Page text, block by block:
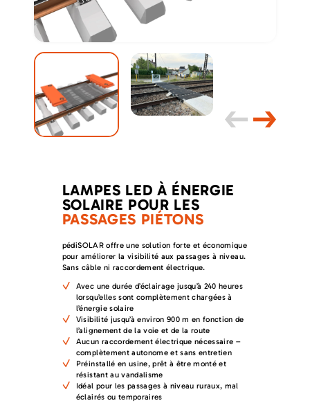
LAMPES LED À ÉNERGIE
SOLAIRE POUR LES
PASSAGES PIÉTONS
pédiSOLAR offre une solution forte et économique
pour améliorer la visibilité aux passages à niveau.
Sans câble ni raccordement électrique.
Avec une durée d’éclairage jusqu’à 240 heures
lorsqu’elles sont complètement chargées à
l’énergie solaire
Visibilité jusqu’à environ 900 m en fonction de
l’alignement de la voie et de la route
Aucun raccordement électrique nécessaire –
complètement autonome et sans entretien
Préinstallé en usine, prêt à être monté et
résistant au vandalisme
Idéal pour les passages à niveau ruraux, mal
éclairés ou temporaires